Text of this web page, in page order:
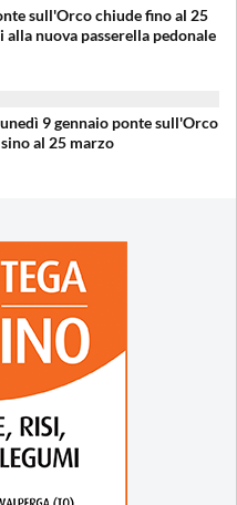
sull'Orco chiude fino al 25
nuova passerella pedonale
9 gennaio ponte sull'Orco
al 25 marzo